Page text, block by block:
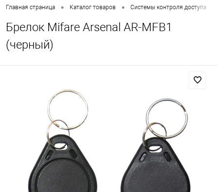
Главная страница • Каталог товаров • Системы контроля доступа
Брелок Mifare Arsenal AR-MFB1
(черный)